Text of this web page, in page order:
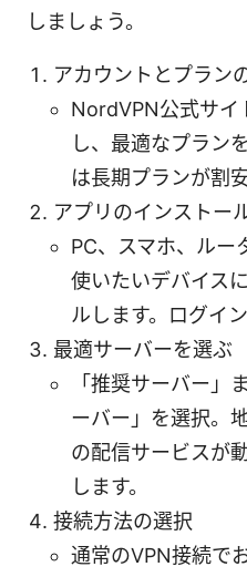
しましょう。
アカウントとプラン
NordVPN公式サイ
し、最適なプラン
は長期プランが割安
アプリのインストー
PC、スマホ、ルー
使いたいデバイス
ルします。ログイ
最適サーバーを選ぶ
「推奨サーバー」
ーバー」を選択。
の配信サービスが
します。
接続方法の選択
通常のVPN接続で